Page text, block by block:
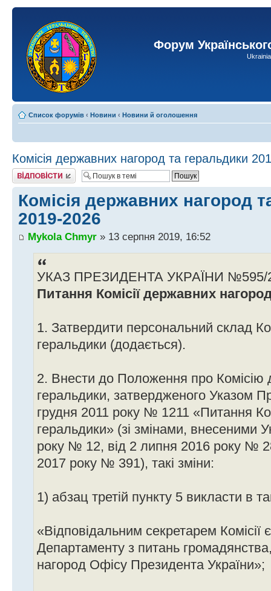
Форум
Список форумів ‹ Новини ‹ Новини й оголошення
Комісія державних нагород та геральдики
Відповісти
Комісія державних нагород
2019-2026
Mykola Chmyr » 13 серпня 2019, 16:52
УКАЗ ПРЕЗИДЕНТА УКРАЇНИ №595/
Питання Комісії державних
1. Затвердити персональний склад
геральдики (додається).
2. Внести до Положення про Комісію
геральдики, затвердженого Указом
грудня 2011 року № 1211 «Питання
геральдики» (зі змінами, внесеними
року № 12, від 2 липня 2016 року №
2017 року № 391), такі зміни:
1) абзац третій пункту 5 викласти в
«Відповідальним секретарем Комісії
Департаменту з питань
нагород Офісу Президента України»;